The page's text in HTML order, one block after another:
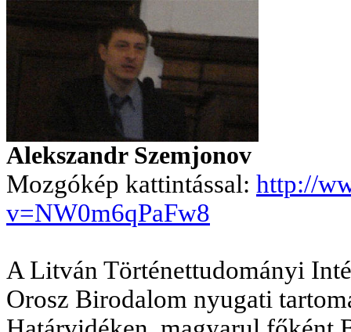
Alekszandr Szemjonov
Mozgókép kattintással: http://
v=NW0m6qPaFw8
A Litván Történettudományi
Orosz Birodalom nyugati